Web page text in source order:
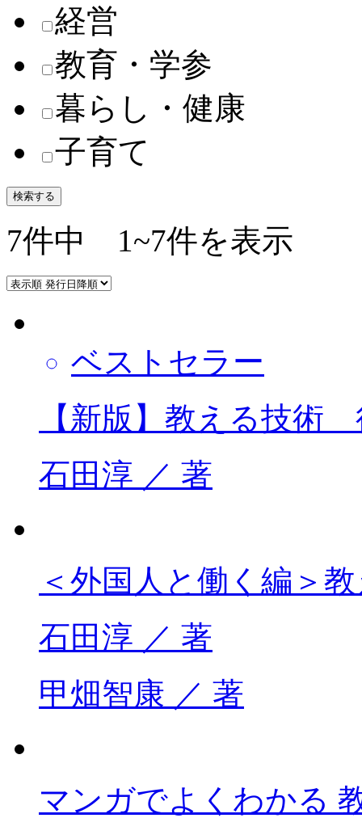
経営
教育・学参
暮らし・健康
子育て
検索する
7件中 1~7件を表示
ベストセラー
【新版】教える技術
石田淳 ／ 著
＜外国人と働く編＞
石田淳 ／ 著
甲畑智康 ／ 著
マンガでよくわかる